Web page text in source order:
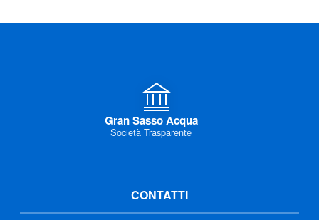
Gran Sasso Acqua
Società Trasparente
CONTATTI